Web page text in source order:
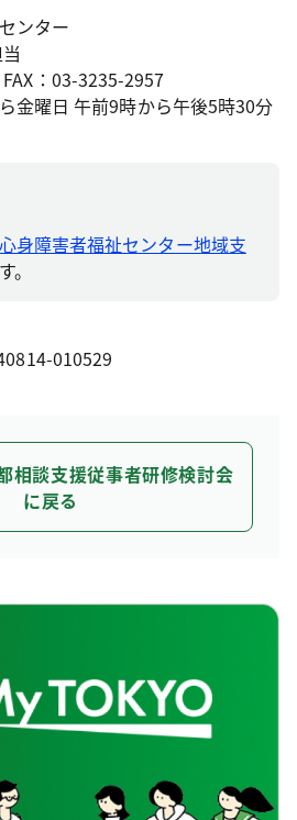
ンター
：03-3235-2957
金曜日 午前9時から午後5時30分
心身障害者福祉センター地域支
。
010529
相談支援従事者研修検討会
に戻る